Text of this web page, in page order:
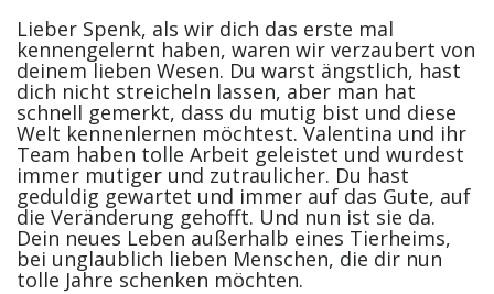
Lieber Spenk, als wir dich das erste mal
kennengelernt haben, waren wir verzaubert von
deinem lieben Wesen. Du warst ängstlich, hast
dich nicht streicheln lassen, aber man hat
schnell gemerkt, dass du mutig bist und diese
Welt kennenlernen möchtest. Valentina und ihr
Team haben tolle Arbeit geleistet und wurdest
immer mutiger und zutraulicher. Du hast
geduldig gewartet und immer auf das Gute, auf
die Veränderung gehofft. Und nun ist sie da.
Dein neues Leben außerhalb eines Tierheims,
bei unglaublich lieben Menschen, die dir nun
tolle Jahre schenken möchten.